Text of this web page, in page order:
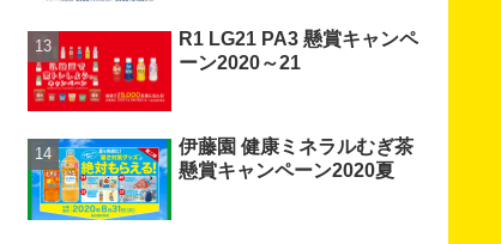
R1 LG21 PA3 懸賞キャンペ
ーン2020～21
伊藤園 健康ミネラルむぎ茶
懸賞キャンペーン2020夏